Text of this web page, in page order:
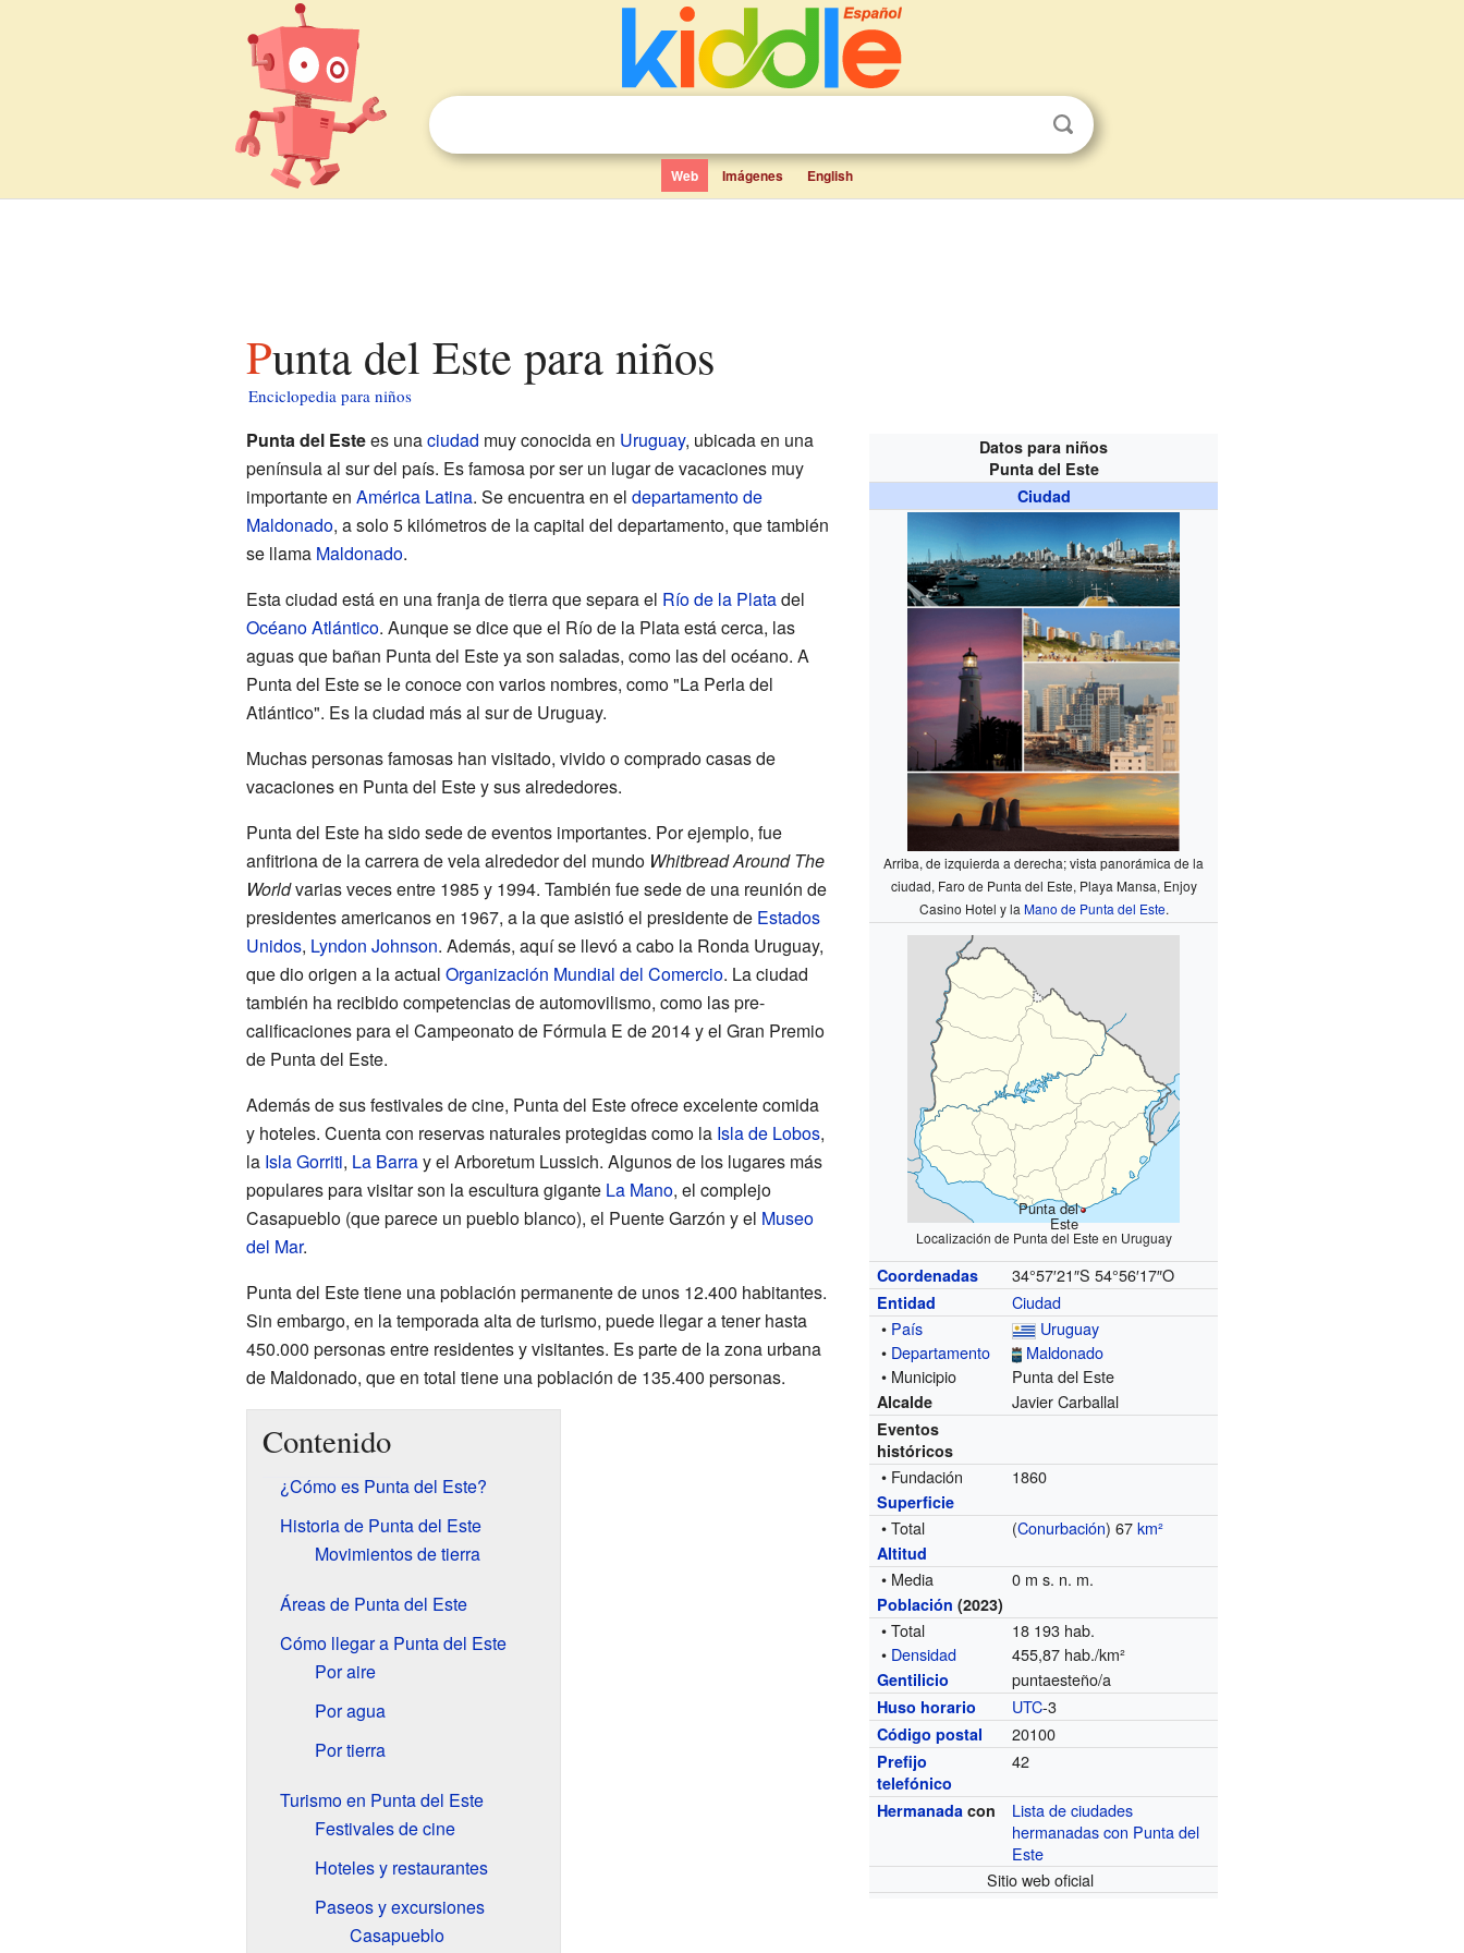
Web Imágenes English
Punta del Este para niños
Enciclopedia para niños
Datos para niños
Punta del Este
Ciudad
Arriba, de izquierda a derecha; vista panorámica de la
ciudad, Faro de Punta del Este, Playa Mansa, Enjoy
Casino Hotel y la Mano de Punta del Este.
Punta del
Este
Localización de Punta del Este en Uruguay
Coordenadas 34°57′21″S 54°56′17″O
Entidad
Ciudad
• País
Uruguay
• Departamento
Maldonado
• Municipio
Punta del Este
Alcalde Javier Carballal
Eventos
históricos
• Fundación 1860
Superficie
• Total (Conurbación) 67km²
Altitud
• Media 0 m s. n. m.
Población (2023)
• Total
18 193 hab.
• Densidad 455,87 hab./km²
Gentilicio puntaesteño/a
Huso horario UTC-3
Código postal 20100
Prefijo
telefónico
42
Hermanada con
Lista de ciudades
hermanadas con Punta del
Este
Sitio web oficial
Punta del Estees unaciudad muy conocida en Uruguay, ubicada en una
península al sur del país. Es famosa por ser un lugar de vacaciones muy
importante en América Latina. Se encuentra en el departamento de
Maldonado, a solo 5 kilómetros de la capital del departamento, que también
se llama Maldonado.
Esta ciudad está en una franja de tierra que separa el Río de la Platadel
Océano Atlántico. Aunque se dice que el Río de la Plata está cerca, las
aguas que bañan Punta del Este ya son saladas, como las del océano. A
Punta del Este se le conoce con varios nombres, como "La Perla del
Atlántico". Es la ciudad más al sur de Uruguay.
Muchas personas famosas han visitado, vivido o comprado casas de
vacaciones en Punta del Este y sus alrededores.
Punta del Este ha sido sede de eventos importantes. Por ejemplo, fue
anfitriona de la carrera de vela alrededor del mundo Whitbread Around The
Worldvarias veces entre 1985 y 1994. También fue sede de una reunión de
presidentes americanos en 1967, a la que asistió el presidente de Estados
Unidos, Lyndon Johnson. Además, aquí se llevó a cabo la Ronda Uruguay,
que dio origen a la actual Organización Mundial del Comercio. La ciudad
también ha recibido competencias de automovilismo, como las pre-
calificaciones para el Campeonato de Fórmula E de 2014 y el Gran Premio
de Punta del Este.
Además de sus festivales de cine, Punta del Este ofrece excelente comida
y hoteles. Cuenta con reservas naturales protegidas como la Isla de Lobos,
la Isla Gorriti, La Barray el Arboretum Lussich. Algunos de los lugares más
populares para visitar son la escultura gigante La Mano, el complejo
Casapueblo (que parece un pueblo blanco), el Puente Garzón y el Museo
del Mar.
Punta del Este tiene una población permanente de unos 12.400 habitantes.
Sin embargo, en la temporada alta de turismo, puede llegar a tener hasta
450.000 personas entre residentes y visitantes. Es parte de la zona urbana
de Maldonado, que en total tiene una población de 135.400 personas.
Contenido
¿Cómo es Punta del Este?
Historia de Punta del Este
Movimientos de tierra
Áreas de Punta del Este
Cómo llegar a Punta del Este
Por aire
Por agua
Por tierra
Turismo en Punta del Este
Festivales de cine
Hoteles y restaurantes
Paseos y excursiones
Casapueblo